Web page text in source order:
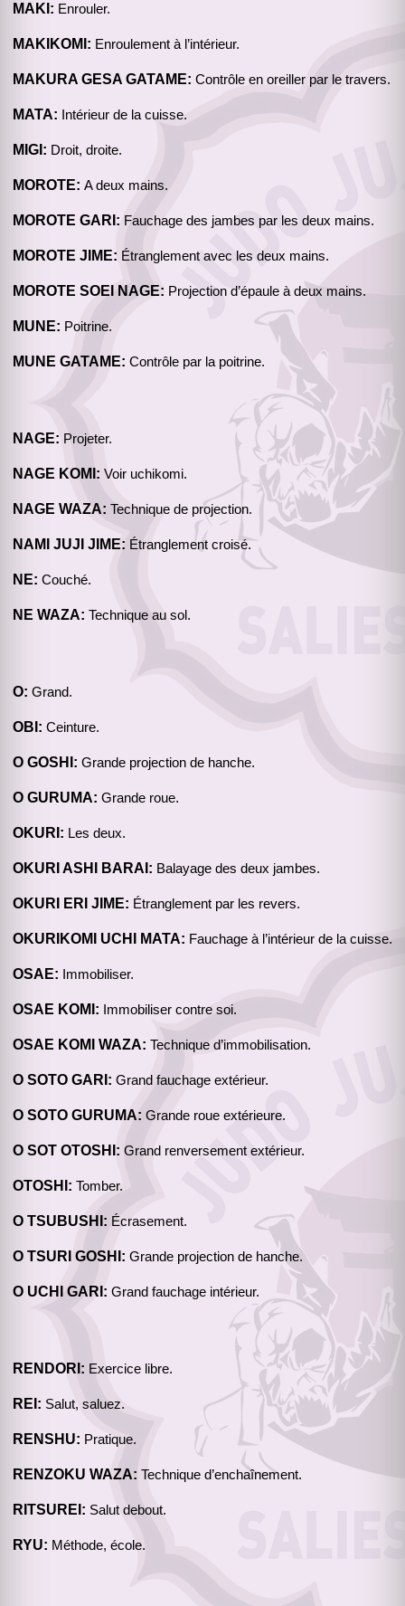
MAKI: Enrouler.
MAKIKOMI: Enroulement à l’intérieur.
MAKURA GESA GATAME: Contrôle en oreiller par le travers.
MATA: Intérieur de la cuisse.
MIGI: Droit, droite.
MOROTE: A deux mains.
MOROTE GARI: Fauchage des jambes par les deux mains.
MOROTE JIME: Étranglement avec les deux mains.
MOROTE SOEI NAGE: Projection d’épaule à deux mains.
MUNE: Poitrine.
MUNE GATAME: Contrôle par la poitrine.
NAGE: Projeter.
NAGE KOMI: Voir uchikomi.
NAGE WAZA: Technique de projection.
NAMI JUJI JIME: Étranglement croisé.
NE: Couché.
NE WAZA: Technique au sol.
O: Grand.
OBI: Ceinture.
O GOSHI: Grande projection de hanche.
O GURUMA: Grande roue.
OKURI: Les deux.
OKURI ASHI BARAI: Balayage des deux jambes.
OKURI ERI JIME: Étranglement par les revers.
OKURIKOMI UCHI MATA: Fauchage à l’intérieur de la cuisse.
OSAE: Immobiliser.
OSAE KOMI: Immobiliser contre soi.
OSAE KOMI WAZA: Technique d’immobilisation.
O SOTO GARI: Grand fauchage extérieur.
O SOTO GURUMA: Grande roue extérieure.
O SOT OTOSHI: Grand renversement extérieur.
OTOSHI: Tomber.
O TSUBUSHI: Écrasement.
O TSURI GOSHI: Grande projection de hanche.
O UCHI GARI: Grand fauchage intérieur.
RENDORI: Exercice libre.
REI: Salut, saluez.
RENSHU: Pratique.
RENZOKU WAZA: Technique d’enchaînement.
RITSUREI: Salut debout.
RYU: Méthode, école.